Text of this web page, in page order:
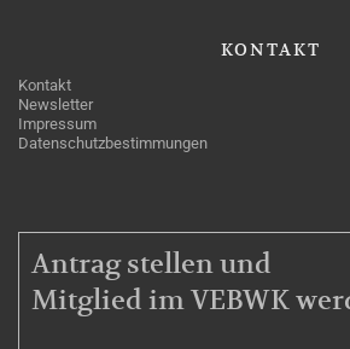
KONTAKT
Kontakt
Newsletter
Impressum
Datenschutzbestimmungen
MITGLIEDSCHAFT
Antrag stellen und
Mitglied im VEBWK